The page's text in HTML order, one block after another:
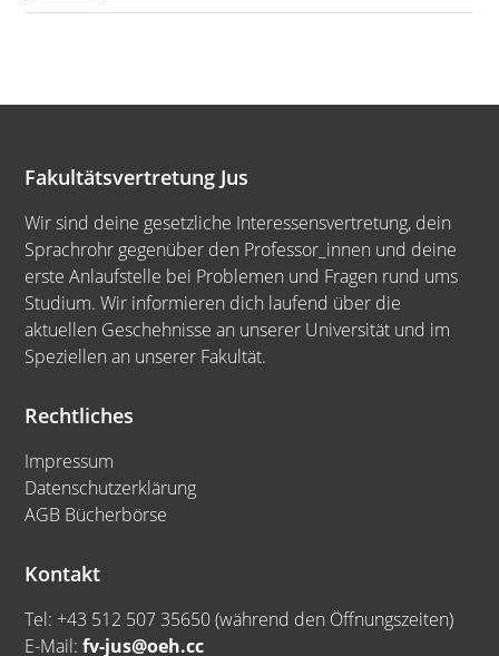
Fakultätsvertretung Jus
Wir sind deine gesetzliche Interessensvertretung, dein
Sprachrohr gegenüber den Professor_innen und deine
erste Anlaufstelle bei Problemen und Fragen rund ums
Studium. Wir informieren dich laufend über die
aktuellen Geschehnisse an unserer Universität und im
Speziellen an unserer Fakultät.
Rechtliches
Impressum
Datenschutzerklärung
AGB Bücherbörse
Kontakt
Tel: +43 512 507 35650 (während den Öffnungszeiten)
E-Mail:fv-jus@oeh.cc